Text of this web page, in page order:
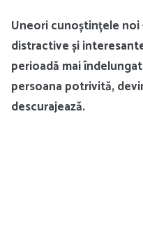
Uneori cunoștințele
distractive și
perioadă mai
persoana potrivită,
descurajează.